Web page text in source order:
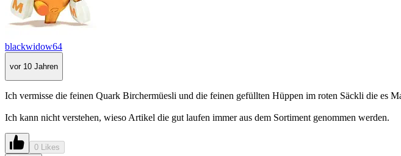
blackwidow64
vor 10 Jahren
Ich vermisse die feinen Quark Birchermüesli und die feinen gefüllten Hüppen im roten Säckli die es
Ich kann nicht verstehen, wieso Artikel die gut laufen immer aus dem Sortiment genommen werden.
0 Likes